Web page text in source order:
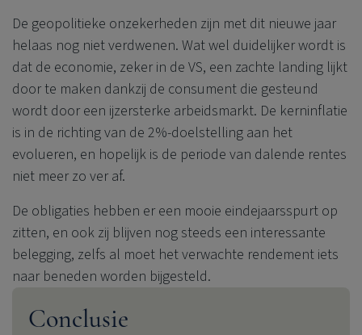
De geopolitieke onzekerheden zijn met dit nieuwe jaar
helaas nog niet verdwenen. Wat wel duidelijker wordt is
dat de economie, zeker in de VS, een zachte landing lijkt
door te maken dankzij de consument die gesteund
wordt door een ijzersterke arbeidsmarkt. De kerninflatie
is in de richting van de 2%-doelstelling aan het
evolueren, en hopelijk is de periode van dalende rentes
niet meer zo ver af.
De obligaties hebben er een mooie eindejaarsspurt op
zitten, en ook zij blijven nog steeds een interessante
belegging, zelfs al moet het verwachte rendement iets
naar beneden worden bijgesteld.
Conclusie